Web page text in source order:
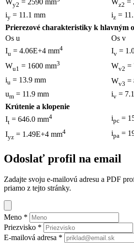
Wy2 = 2590 mm Wz2 =
iy = 11.1 mm iz =
Prierezové charakteristiky k hlavným
Os u
Os v
Iu = 4.06E+4 mm4 Iv =
Wu1 = 1600 mm3 Wv2 =
iu = 13.9 mm Wv3 =
um = 11.9 mm iv =
Krútenie a klopenie
It = 646.0 mm4 ipc =
Iyz = 1.49E+4 mm4 ipa =
Odoslať profil na email
Zadajte svoju e-mailovú adresu a PDF
priamo z tejto stránky.
Meno *
Priezvisko *
E-mailová adresa *